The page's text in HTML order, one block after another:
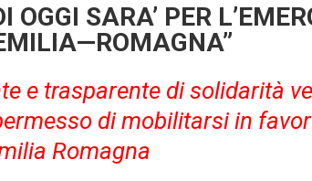
OGGI SARA’ PER
e trasparente di solidarità
di mobilitarsi in
Romagna